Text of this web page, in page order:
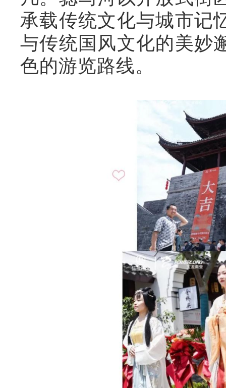
承载传统文化与城市记
与传统国风文化的美妙
色的游览路线。